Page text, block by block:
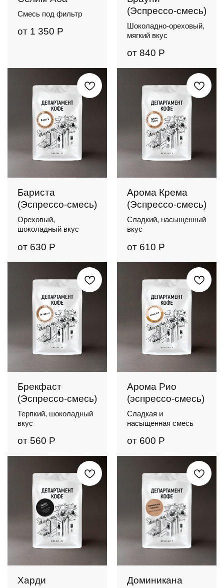
Смесь под фильтр
от 1 350 Р
(Эспрессо-смесь)
Шоколадно-ореховый,
мягкий вкус
от 840 Р
Бариста
(Эспрессо-смесь)
Ореховый,
шоколадный вкус
от 630 Р
Арома Крема
(Эспрессо-смесь)
Сладкий, насыщенный
вкус
от 610 Р
Брекфаст
(Эспрессо-смесь)
Терпкий, шоколадный
вкус
от 560 Р
Арома Рио
(эспрессо-смесь)
Сладкая и
насыщенная смесь
от 600 Р
Харди
Доминикана